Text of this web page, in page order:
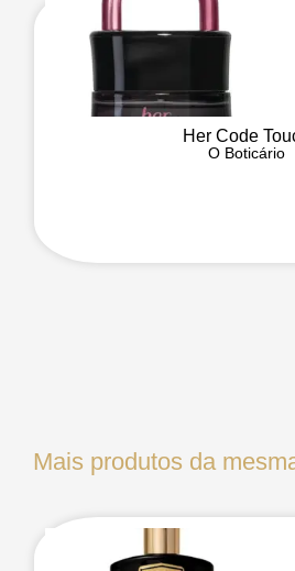
Her Code
O Boticário
Mais produtos da